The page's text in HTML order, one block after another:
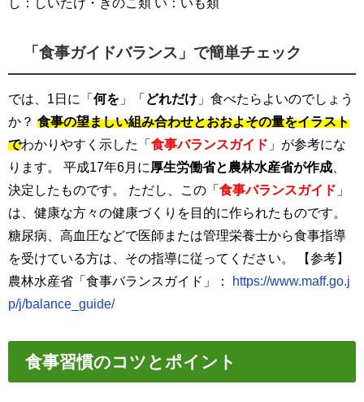
し：しいたけ・きのこ類 い：いも類
「食事ガイドバランス」で簡単チェック
では、1日に「 何を 」「 どれだけ 」食べたらよいのでしょう
か？ 食事の望ましい組み合わせとおおよその量をイラスト
でわかりやすく示した「 食事バランスガイド 」が参考にな
ります。 平成17年6月に厚生労働省と農林水産省が作成
決定したものです。 ただし、この「 食事バランスガイド 」
は、健康な方々の健康づくりを目的に作られたものです。
糖尿病、高血圧などで医師または管理栄養士から食事指導
を受けている方は、その指導に従ってください。 【参考】
農林水産省「食事バランスガイド」：
https://www.maff.go.j
p/j/balance_guide/
食事習慣のコツとポイント